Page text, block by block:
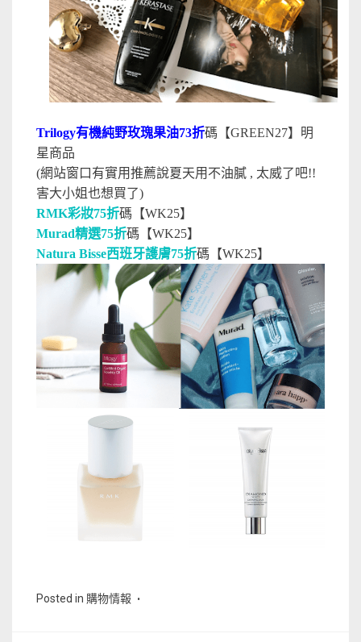
Trilogy有機純野玫瑰果油73折碼【GREEN27】明
星商品
(網站窗口有實用推薦說夏天用不油膩 , 太威了吧!!
害大小姐也想買了)
RMK彩妝75折碼【WK25】
Murad精選75折碼【WK25】
Natura Bisse西班牙護膚75折碼【WK25】
Posted in 購物情報